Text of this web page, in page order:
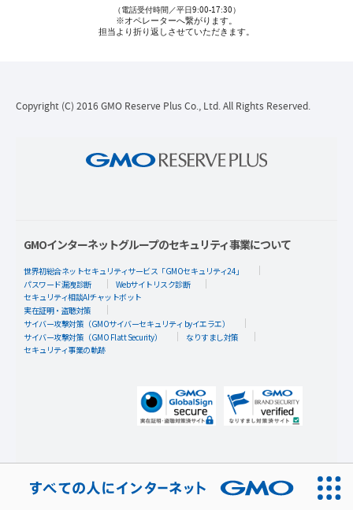
（電話受付時間／平日9:00-17:30）
※オペレーターへ繋がります。
担当より折り返しさせていただきます。
Copyright (C) 2016 GMO Reserve Plus Co., Ltd. All Rights Reserved.
GMOインターネットグループのセキュリティ事業について
世界初総合ネットセキュリティサービス「GMOセキュリティ24」
パスワード漏洩診断
Webサイトリスク診断
セキュリティ相談AIチャットボット
実在証明・盗聴対策
サイバー攻撃対策（GMOサイバーセキュリティ byイエラエ）
サイバー攻撃対策（GMO Flatt Security）
なりすまし対策
セキュリティ事業の軌跡